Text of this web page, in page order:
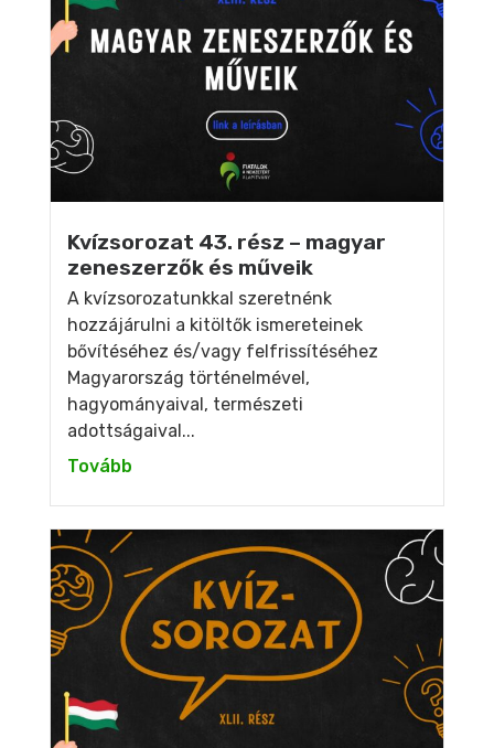
Kvízsorozat 43. rész – magyar
zeneszerzők és műveik
A kvízsorozatunkkal szeretnénk
hozzájárulni a kitöltők ismereteinek
bővítéséhez és/vagy felfrissítéséhez
Magyarország történelmével,
hagyományaival, természeti
adottságaival...
Tovább